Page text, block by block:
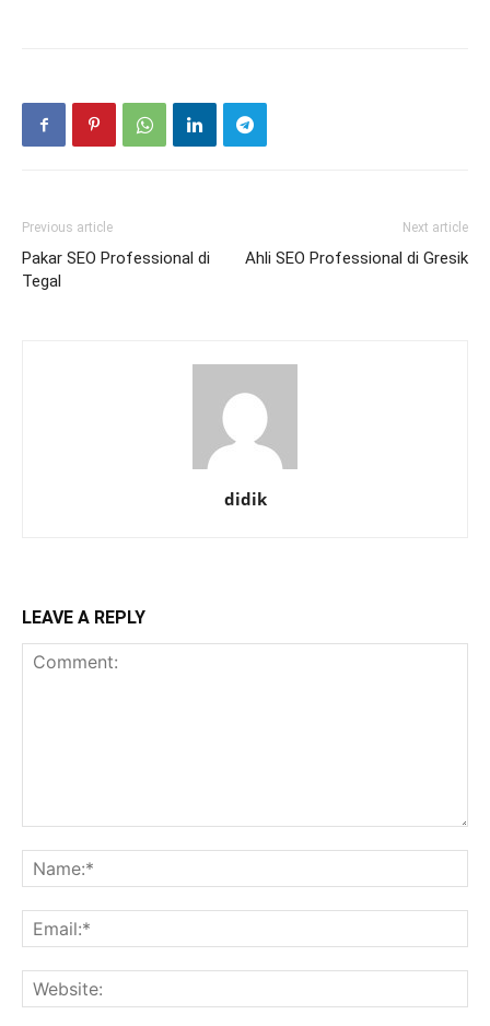
Previous article
Pakar SEO Professional di
Tegal
Next article
Ahli SEO Professional di Gresik
didik
LEAVE A REPLY